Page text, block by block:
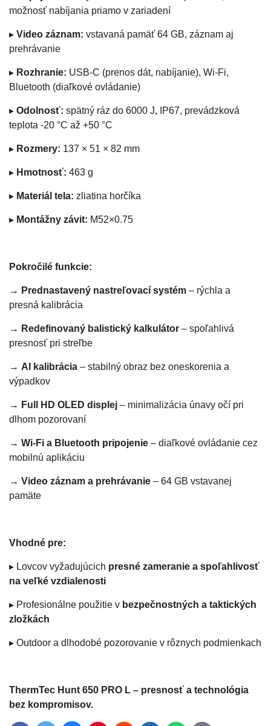
možnosť nabíjania priamo v zariadení
▸ Video záznam: vstavaná pamäť 64 GB, záznam aj
prehrávanie
▸ Rozhranie: USB-C (prenos dát, nabíjanie), Wi-Fi,
Bluetooth (diaľkové ovládanie)
▸ Odolnosť: spätný ráz do 6000 J, IP67, prevádzková
teplota -20 °C až +50 °C
▸ Rozmery: 137 × 51 × 82 mm
▸ Hmotnosť: 463 g
▸ Materiál tela: zliatina horčíka
▸ Montážny závit: M52×0.75
Pokročilé funkcie:
→ Prednastavený nastreľovací systém – rýchla a
presná kalibrácia
→ Redefinovaný balistický kalkulátor – spoľahlivá
presnosť pri streľbe
→ AI kalibrácia – stabilný obraz bez oneskorenia a
výpadkov
→ Full HD OLED displej – minimalizácia únavy očí pri
dlhom pozorovaní
→ Wi-Fi a Bluetooth pripojenie – diaľkové ovládanie cez
mobilnú aplikáciu
→ Video záznam a prehrávanie – 64 GB vstavanej
pamäte
Vhodné pre:
▸ Lovcov vyžadujúcich presné zameranie a spoľahlivosť
na veľké vzdialenosti
▸ Profesionálne použitie v bezpečnostných a taktických
zložkách
▸ Outdoor a dlhodobé pozorovanie v rôznych podmienkach
ThermTec Hunt 650 PRO L – presnosť a technológia
bez kompromisov.